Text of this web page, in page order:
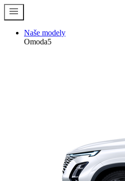
menu
Naše modely
Omoda5